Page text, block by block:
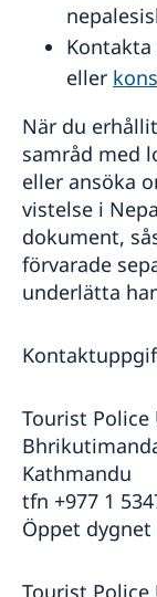
Kontakta
eller
När du
samråd med
eller ansöka
vistelse i
dokument,
förvarade
underlätta
Tourist
Kathmandu
tfn +977 1
Öppet dygnet